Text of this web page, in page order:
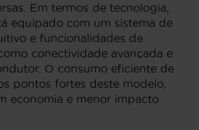
Em termos de tecnologia,
equipado com um sistema de
e funcionalidades de
conectividade avançada e
O consumo eficiente de
pontos fortes deste modelo,
economia e menor impacto